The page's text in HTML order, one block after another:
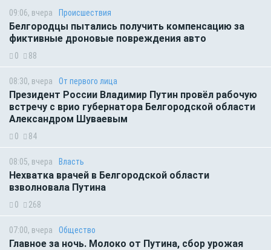
09:06, вчера Происшествия
Белгородцы пытались получить компенсацию за
фиктивные дроновые повреждения авто
0 88
08:30, вчера От первого лица
Президент России Владимир Путин провёл рабочую
встречу с врио губернатора Белгородской области
Александром Шуваевым
0 84
08:05, вчера Власть
Нехватка врачей в Белгородской области
взволновала Путина
0 268
07:00, вчера Общество
Главное за ночь. Молоко от Путина, сбор урожая